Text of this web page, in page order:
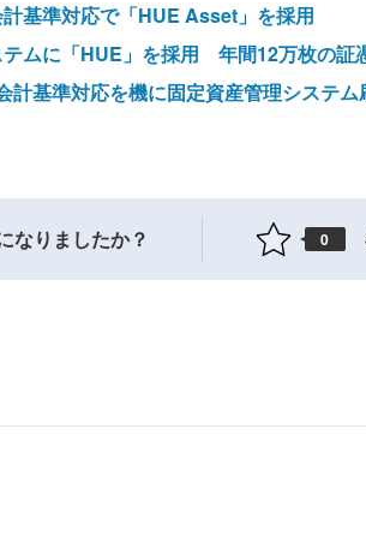
基準対応で「HUE Asset」を採用
テムに「HUE」を採用 年間12万枚の証
計基準対応を機に固定資産管理システ
なりましたか？ 0